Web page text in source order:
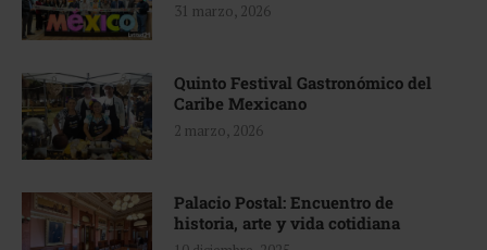
31 marzo, 2026
Quinto Festival Gastronómico del
Caribe Mexicano
2 marzo, 2026
Palacio Postal: Encuentro de
historia, arte y vida cotidiana